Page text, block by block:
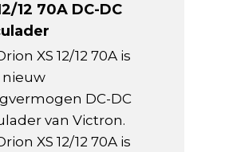
12 70A DC-DC
XS 12/12 70A is
nieuw
DC-DC
van Victron.
XS 12/12 70A is